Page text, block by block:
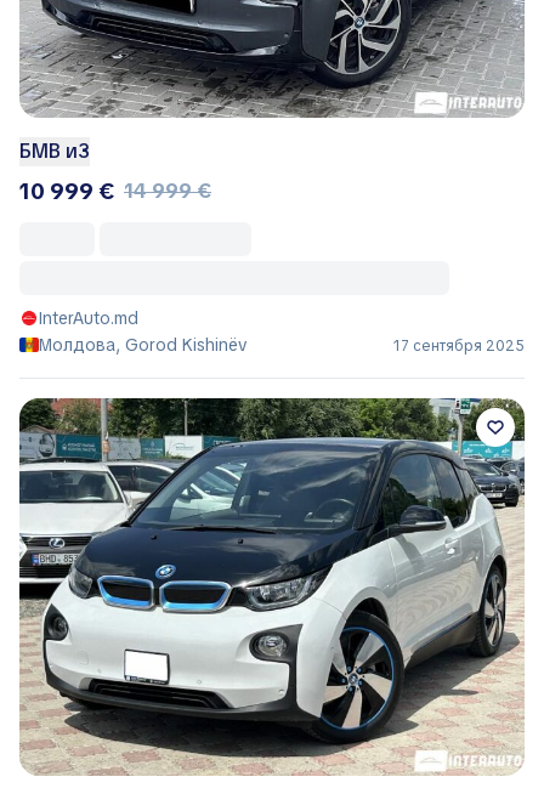
БМВ и3
10 999 € 14 999 €
InterAuto.md
Молдова, Gorod Kishinëv
17 сентября 2025